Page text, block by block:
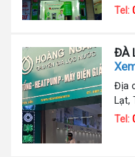
Tel:
ĐÀ
Địa
Lạt,
Tel: